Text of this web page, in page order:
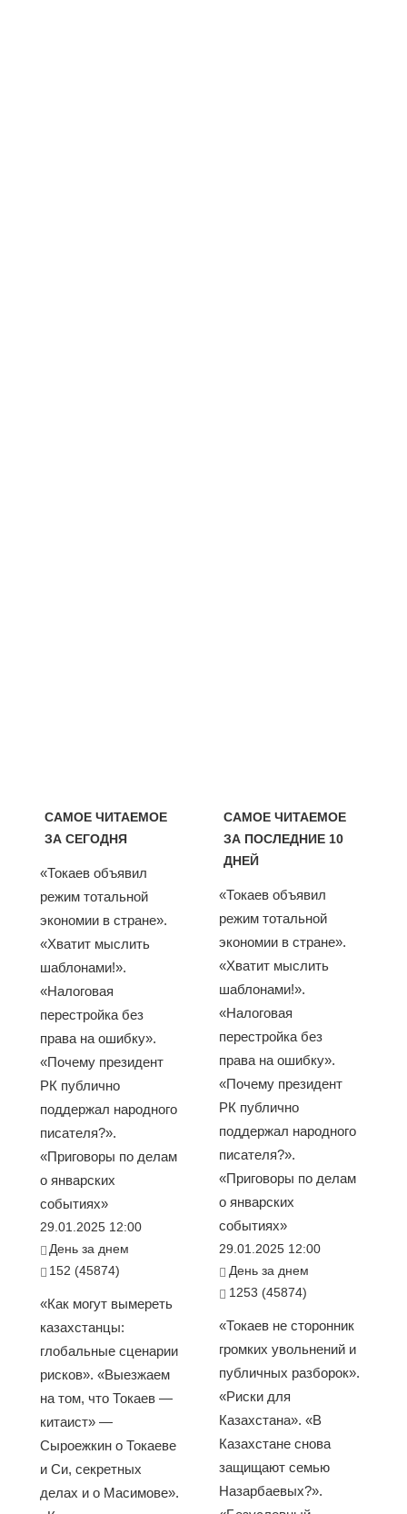
САМОЕ ЧИТАЕМОЕ
ЗА СЕГОДНЯ
«Токаев объявил
режим тотальной
экономии в стране».
«Хватит мыслить
шаблонами!».
«Налоговая
перестройка без
права на ошибку».
«Почему президент
РК публично
поддержал народного
писателя?».
«Приговоры по делам
о январских
событиях»
29.01.2025 12:00
День за днем
152 (45874)
«Как могут вымереть
казахстанцы:
глобальные сценарии
рисков». «Выезжаем
на том, что Токаев —
китаист» —
Сыроежкин о Токаеве
и Си, секретных
делах и о Масимове».
САМОЕ ЧИТАЕМОЕ
ЗА ПОСЛЕДНИЕ 10
ДНЕЙ
«Токаев объявил
режим тотальной
экономии в стране».
«Хватит мыслить
шаблонами!».
«Налоговая
перестройка без
права на ошибку».
«Почему президент
РК публично
поддержал народного
писателя?».
«Приговоры по делам
о январских
событиях»
29.01.2025 12:00
День за днем
1253 (45874)
«Токаев не сторонник
громких увольнений и
публичных разборок».
«Риски для
Казахстана». «В
Казахстане снова
защищают семью
Назарбаевых?».